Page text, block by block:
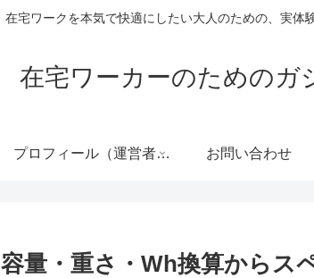
在宅ワークを本気で快適にしたい大人のための、実体
在宅ワーカーのためのガ
プロフィール（運営者情報） お問い合わせ
量・重さ・Wh換算からス